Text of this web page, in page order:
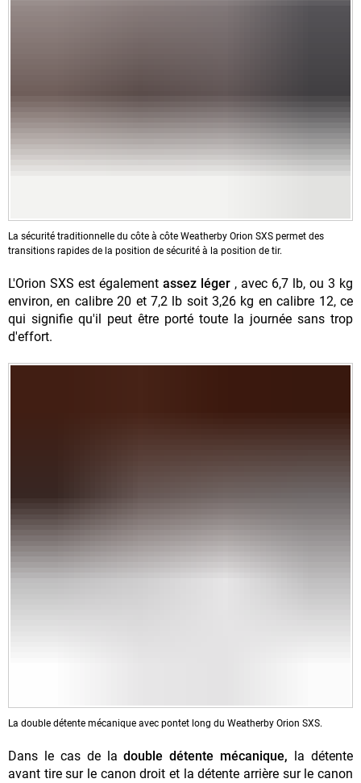
La sécurité traditionnelle du côte à côte Weatherby Orion SXS permet des
transitions rapides de la position de sécurité à la position de tir.
L'Orion SXS est également assez léger , avec 6,7 lb, ou 3 kg
environ, en calibre 20 et 7,2 lb soit 3,26 kg en calibre 12, ce
qui signifie qu'il peut être porté toute la journée sans trop
d'effort.
La double détente mécanique avec pontet long du Weatherby Orion SXS.
Dans le cas de ladouble détente mécanique, la détente
avant tire sur le canon droit et la détente arrière sur le canon